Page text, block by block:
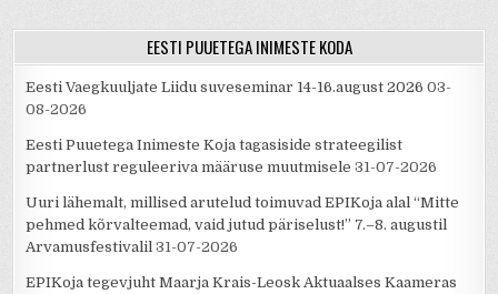
EESTI PUUETEGA INIMESTE KODA
Eesti Vaegkuuljate Liidu suveseminar 14-16.august 2026 03-
08-2026
Eesti Puuetega Inimeste Koja tagasiside strateegilist
partnerlust reguleeriva määruse muutmisele 31-07-2026
Uuri lähemalt, millised arutelud toimuvad EPIKoja alal “Mitte
pehmed kõrvalteemad, vaid jutud päriselust!” 7.–8. augustil
Arvamusfestivalil 31-07-2026
EPIKoja tegevjuht Maarja Krais-Leosk Aktuaalses Kaameras